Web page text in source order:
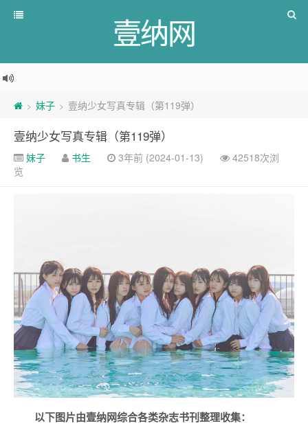
壹纳网
> 妹子 > 壹纳少女写真专辑（第119弹）
壹纳少女写真专辑（第119弹）
妹子 书生 3年前 (2024-01-13)
42518次浏
览
以下图片由壹纳网综合各类杂志书刊整理收集：